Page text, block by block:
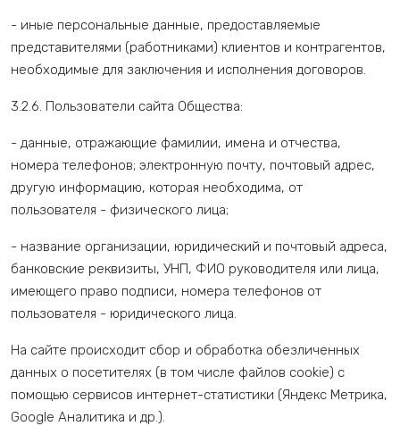
- иные персональные данные, предоставляемые
представителями (работниками) клиентов и контрагентов,
необходимые для заключения и исполнения договоров.
3.2.6. Пользователи сайта Общества:
- данные, отражающие фамилии, имена и отчества,
номера телефонов; электронную почту, почтовый адрес,
другую информацию, которая необходима, от
пользователя - физического лица;
- название организации, юридический и почтовый адреса,
банковские реквизиты, УНП, ФИО руководителя или лица,
имеющего право подписи, номера телефонов от
пользователя - юридического лица.
На сайте происходит сбор и обработка обезличенных
данных о посетителях (в том числе файлов cookie) с
помощью сервисов интернет-статистики (Яндекс Метрика,
Google Аналитика и др.).